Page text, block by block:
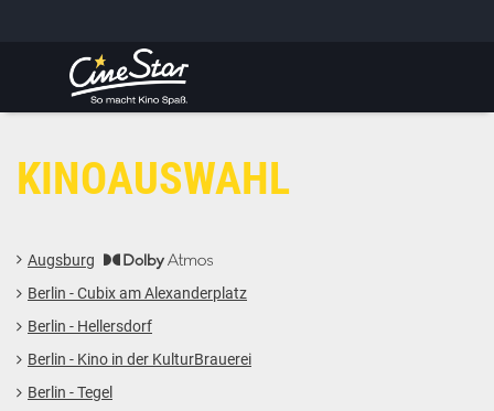
LIEBER CINESTAR-GAST,
GUTSCHEIN HINZUFÜGEN
Gutschein
KINOAUSWAHL
Augsburg
Berlin - Cubix am Alexanderplatz
Berlin - Hellersdorf
Berlin - Kino in der KulturBrauerei
Berlin - Tegel